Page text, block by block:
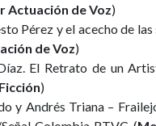
Actuación de Voz)
Pérez y el acecho de
de Voz)
El Retrato de un
)
y Andrés Triana –